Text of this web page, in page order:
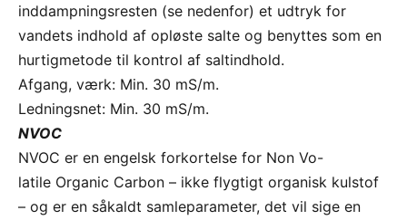
inddampningsresten (se nedenfor) et udtryk for
vandets indhold af opløste salte og benyttes som en
hurtigmetode til kontrol af saltindhold.
Afgang, værk: Min. 30 mS/m.
Ledningsnet: Min. 30 mS/m.
NVOC
NVOC er en engelsk forkortelse for Non Vo-
latile Organic Carbon – ikke flygtigt organisk kulstof
– og er en såkaldt samleparameter, det vil sige en